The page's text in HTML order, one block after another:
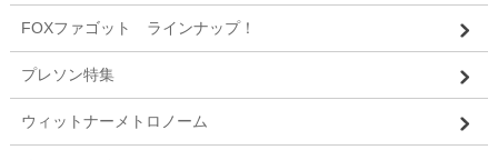
FOXファゴット ラインナップ！
プレソン特集
ウィットナーメトロノーム